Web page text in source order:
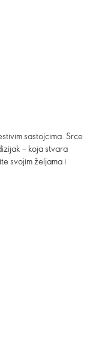
sastojcima. Srce
– koja stvara
svojim željama i